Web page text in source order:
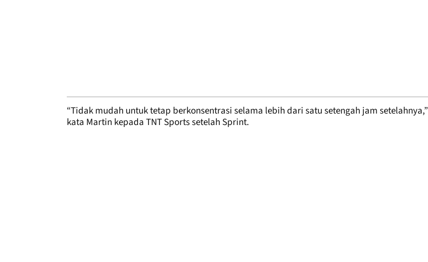
“Tidak mudah untuk tetap berkonsentrasi selama lebih dari satu setengah jam setelahnya,”
kata Martin kepada TNT Sports setelah Sprint.